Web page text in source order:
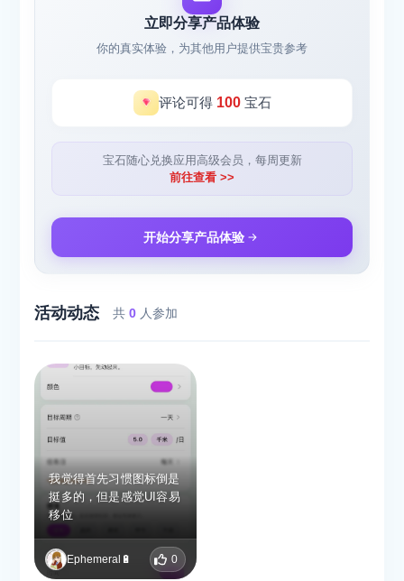
立即分享产品体验
你的真实体验，为其他用户提供宝贵参考
评论可得 100宝石
宝石随心兑换应用高级会员，每周更新
前往查看 >>
开始分享产品体验
活动动态 共0 人参加
我觉得首先习惯图标倒是
挺多的，但是感觉UI容易
移位
Ephemeral🔋 0